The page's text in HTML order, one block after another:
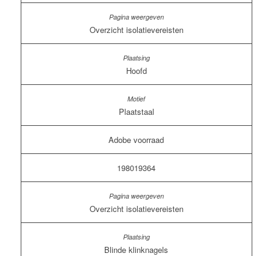
Overzicht isolatievereisten
Hoofd
Plaatstaal
Adobe voorraad
198019364
Overzicht isolatievereisten
Blinde klinknagels